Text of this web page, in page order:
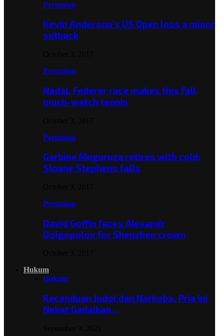
Pertanian
Kevin Anderson’s US Open loss a minor
setback
Pertanian
Nadal, Federer race makes this fall
much-watch tennis
Pertanian
Garbine Muguruza retires with cold;
Sloane Stephens falls
Pertanian
David Goffin faces Alexandr
Dolgopolov for Shenzhen crown
Hukum
Hukum
Kecanduan Judol dan Narkoba, Pria Ini
Nekat Gadaikan…